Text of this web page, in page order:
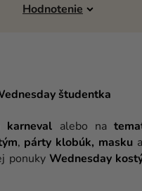
Hodnotenie
študentka
karneval alebo na
, párty klobúk, masku
ponuky Wednesday